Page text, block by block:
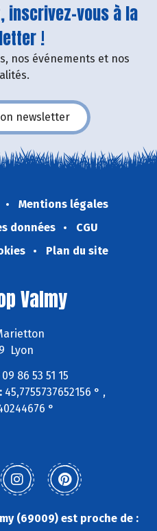
inscrivez-vous à la
!
nos événements et nos
newsletter
Mentions légales
données
CGU
Plan du site
Valmy
Lyon
09 86 53 51 15
45,7755737652156 ° ,
°
(69009) est proche de :